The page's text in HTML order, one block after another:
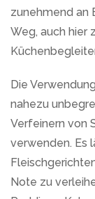
zunehmend an
Weg, auch hier
Die
nahezu
Verfeinern von
verwenden. Es
Note zu